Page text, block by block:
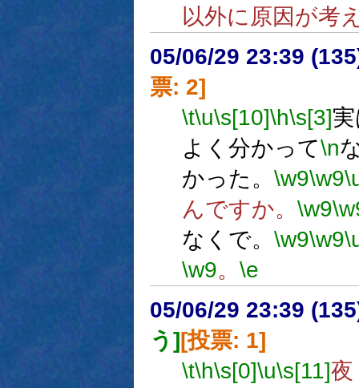
以外に原因が考
05/06/29 23:39
票: 2]
\t\u\s[10]\h\s[3]
よく分かって\n
かった。 \w9\w9
んですか。 \w9
なくで。 \w9\w9
\w9。 \e
05/06/29 23:39
う][投票: 1]
\t\h\s[0]\u\s[11]夜